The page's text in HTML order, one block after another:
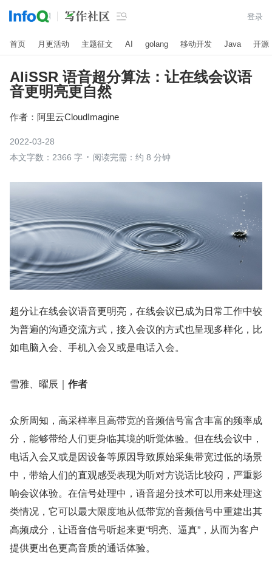
 登录
首页 月更活动 主题征文 AI golang 移动开发 Java 开源
AliSSR 语音超分算法：让在线会议语
音更明亮更自然
作者： 阿里云CloudImagine
2022-03-28
本文字数：2366 字
阅读完需：约 8 分钟
超分让在线会议语音更明亮，在线会议已成为日常工作中较
为普遍的沟通交流方式，接入会议的方式也呈现多样化，比
如电脑入会、手机入会又或是电话入会。
雪雅、曜辰｜ 作者
众所周知，高采样率且高带宽的音频信号富含丰富的频率成
分，能够带给人们更身临其境的听觉体验。但在线会议中，
电话入会又或是因设备等原因导致原始采集带宽过低的场景
中，带给人们的直观感受表现为听对方说话比较闷，严重影
响会议体验。在信号处理中，语音超分技术可以用来处理这
类情况，它可以最大限度地从低带宽的音频信号中重建出其
高频成分，让语音信号听起来更“明亮、逼真”，从而为客户
提供更出色更高音质的通话体验。